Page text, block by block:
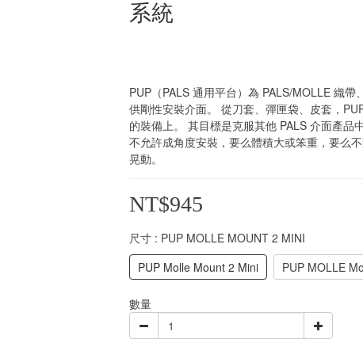
系統
PUP（PALS 通用平台）為 PALS/MOLLE 織帶
供剛性安裝介面。 從刀套、彈匣袋、皮套，
的裝備上。 其目標是克服其他 PALS 介面產品
不允許成角度安裝，要么體積大或笨重，要么
晃動。
NT$945
尺寸 : PUP MOLLE MOUNT 2 MINI
PUP Molle Mount 2 Mini
PUP MOLLE
數量